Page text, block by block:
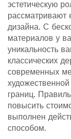
эстетическую
рассматривают
дизайна. С
материалов у
уникальность
классических
современных
границ.
повысить
выполнен
способом.